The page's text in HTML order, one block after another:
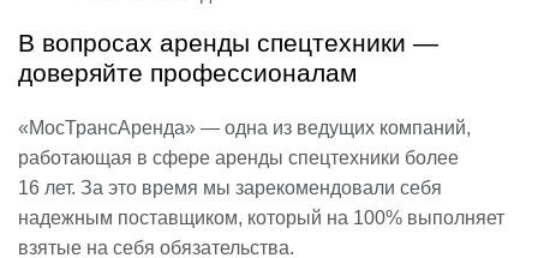
В вопросах аренды спецтехники —
доверяйте профессионалам
«МосТрансАренда» — одна из ведущих компаний,
работающая в сфере аренды спецтехники более
16 лет. За это время мы зарекомендовали себя
надежным поставщиком, который на 100% выполняет
взятые на себя обязательства.